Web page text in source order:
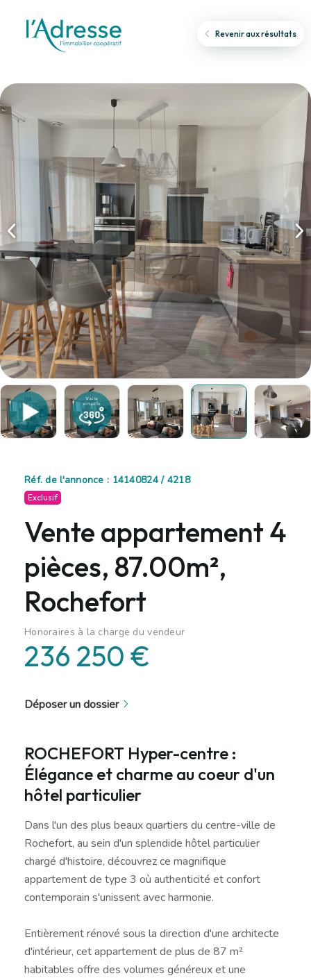
Revenir aux résultats
Réf. de l'annonce : 14140824 / 4218
Exclusif
Vente appartement 4
pièces, 87.00m²,
Rochefort
Honoraires à la charge du vendeur
236 250 €
Déposer un dossier
ROCHEFORT Hyper-centre :
Élégance et charme au coeur d'un
hôtel particulier
Dans l'un des plus beaux quartiers du centre-ville de
Rochefort, au sein d'un splendide hôtel particulier
chargé d'histoire, découvrez ce magnifique
appartement de type 3 où authenticité et confort
contemporain s'unissent avec harmonie.
Entièrement rénové sous la direction d'une architecte
d'intérieur, cet appartement de plus de 87 m²
habitables offre des volumes généreux et une